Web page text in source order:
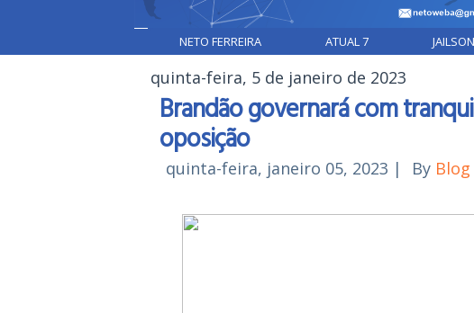
NETO FERREIRA ATUAL 7
quinta-feira, 5 de janeiro de 2023
Brandão governará com
oposição
quinta-feira, janeiro 05, 2023 | By